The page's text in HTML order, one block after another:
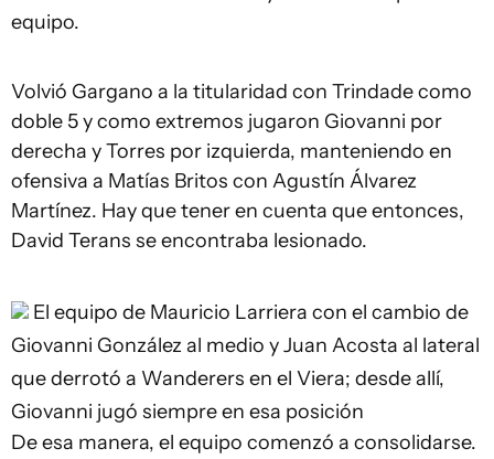
equipo.
Volvió Gargano a la titularidad con Trindade como
doble 5 y como extremos jugaron Giovanni por
derecha y Torres por izquierda, manteniendo en
ofensiva a Matías Britos con Agustín Álvarez
Martínez. Hay que tener en cuenta que entonces,
David Terans se encontraba lesionado.
El equipo de Mauricio Larriera con el cambio de
Giovanni González al medio y Juan Acosta al lateral
que derrotó a Wanderers en el Viera; desde allí,
Giovanni jugó siempre en esa posición
De esa manera, el equipo comenzó a consolidarse.